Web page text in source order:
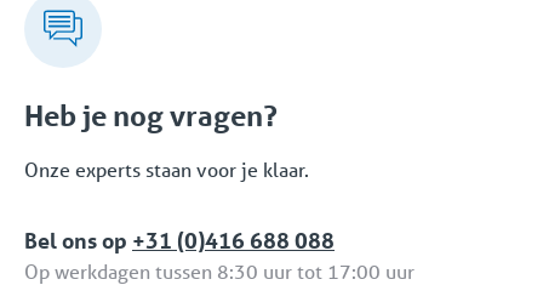
14001 (Milieu).
Heb je nog vragen?
Onze experts staan voor je klaar.
Bel ons op +31 (0)416 688 088
Op werkdagen tussen 8:30 uur tot 17:00 uur